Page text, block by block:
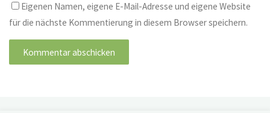
Eigenen Namen, eigene E-Mail-Adresse und eigene Website
für die nächste Kommentierung in diesem Browser speichern.